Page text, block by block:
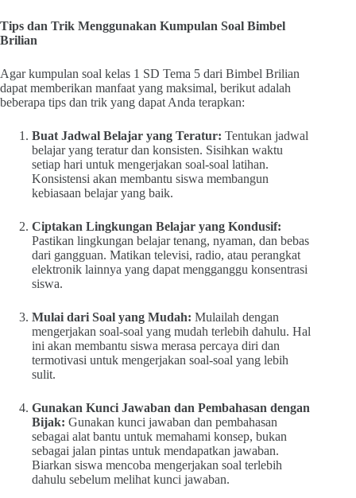
Tips dan Trik Menggunakan Kumpulan Soal Bimbel
Brilian
Agar kumpulan soal kelas 1 SD Tema 5 dari Bimbel Brilian
dapat memberikan manfaat yang maksimal, berikut adalah
beberapa tips dan trik yang dapat Anda terapkan:
Buat Jadwal Belajar yang Teratur: Tentukan jadwal
belajar yang teratur dan konsisten. Sisihkan waktu
setiap hari untuk mengerjakan soal-soal latihan.
Konsistensi akan membantu siswa membangun
kebiasaan belajar yang baik.
Ciptakan Lingkungan Belajar yang Kondusif:
Pastikan lingkungan belajar tenang, nyaman, dan bebas
dari gangguan. Matikan televisi, radio, atau perangkat
elektronik lainnya yang dapat mengganggu konsentrasi
siswa.
Mulai dari Soal yang Mudah: Mulailah dengan
mengerjakan soal-soal yang mudah terlebih dahulu. Hal
ini akan membantu siswa merasa percaya diri dan
termotivasi untuk mengerjakan soal-soal yang lebih
sulit.
Gunakan Kunci Jawaban dan Pembahasan dengan
Bijak: Gunakan kunci jawaban dan pembahasan
sebagai alat bantu untuk memahami konsep, bukan
sebagai jalan pintas untuk mendapatkan jawaban.
Biarkan siswa mencoba mengerjakan soal terlebih
dahulu sebelum melihat kunci jawaban.